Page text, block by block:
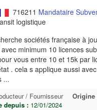
716211 Mandataire
logistique
sociétés française à
minimum 10 licences
vous entre 10 et 15k par
. cela s applique aussi
...
/ Fournisseur Origine
depuis : 12/01/2024